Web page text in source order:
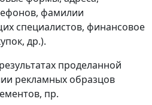
фамилии
специалистов, финансовое
др.).
проделанной
рекламных образцов
пр.